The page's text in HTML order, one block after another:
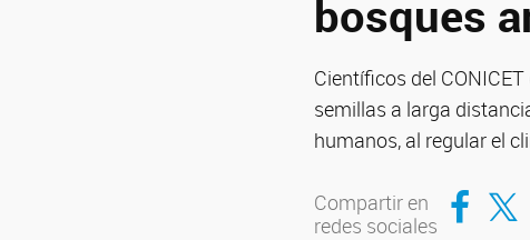
bosques
Científicos del
semillas a larga
humanos, al regular el
Compartir en
redes sociales
Compartir